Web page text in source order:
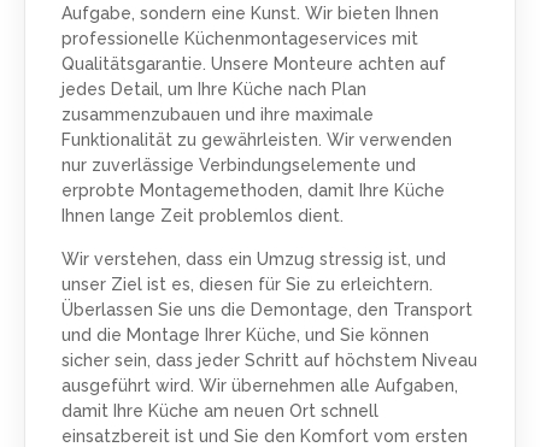
Aufgabe, sondern eine Kunst. Wir bieten Ihnen
professionelle Küchenmontageservices mit
Qualitätsgarantie. Unsere Monteure achten auf
jedes Detail, um Ihre Küche nach Plan
zusammenzubauen und ihre maximale
Funktionalität zu gewährleisten. Wir verwenden
nur zuverlässige Verbindungselemente und
erprobte Montagemethoden, damit Ihre Küche
Ihnen lange Zeit problemlos dient.
Wir verstehen, dass ein Umzug stressig ist, und
unser Ziel ist es, diesen für Sie zu erleichtern.
Überlassen Sie uns die Demontage, den Transport
und die Montage Ihrer Küche, und Sie können
sicher sein, dass jeder Schritt auf höchstem Niveau
ausgeführt wird. Wir übernehmen alle Aufgaben,
damit Ihre Küche am neuen Ort schnell
einsatzbereit ist und Sie den Komfort vom ersten